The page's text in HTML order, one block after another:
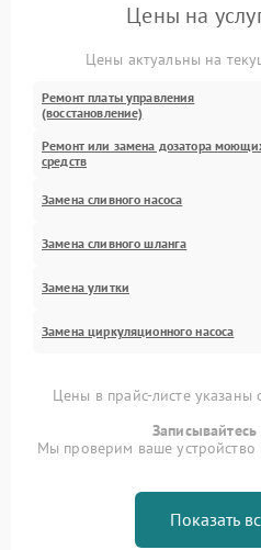
Цены на
Цены актуальны на
Ремонт платы управления
(восстановление)
Ремонт или замена дозатора
средств
Замена сливного насоса
Замена сливного шланга
Замена улитки
Замена циркуляционного насоса
Цены в прайс-листе указаны
Мы проверим ваше устройство
Показать